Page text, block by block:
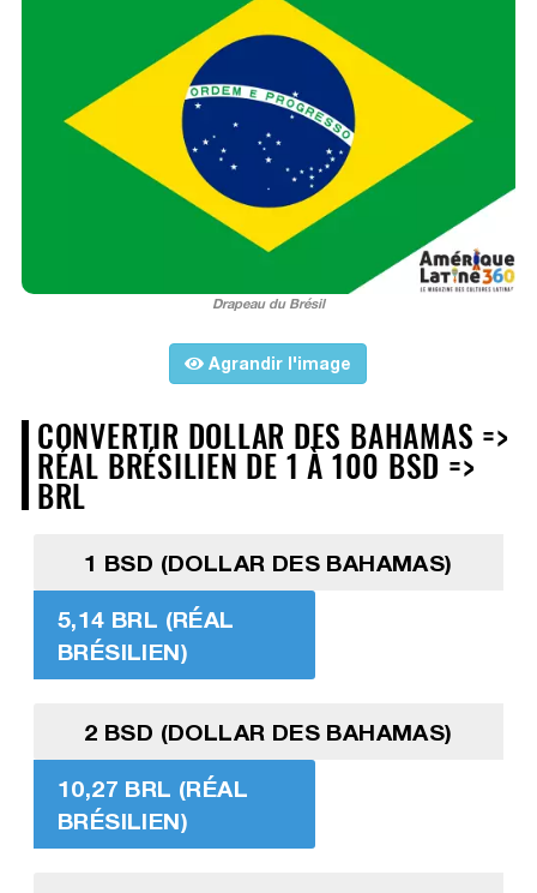
Drapeau du Brésil
Agrandir l'image
CONVERTIR DOLLAR DES BAHAMAS =>
RÉAL BRÉSILIEN DE 1 À 100 BSD =>
BRL
1 BSD (DOLLAR DES BAHAMAS)
5,14 BRL (RÉAL
BRÉSILIEN)
2 BSD (DOLLAR DES BAHAMAS)
10,27 BRL (RÉAL
BRÉSILIEN)